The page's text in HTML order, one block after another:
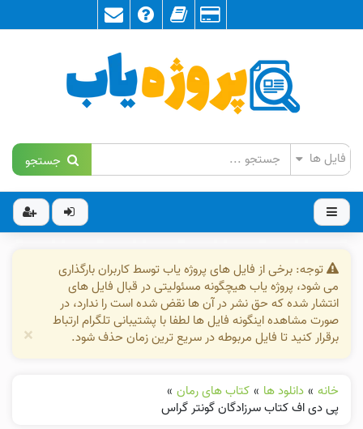
جستجو
توجه: برخی از فایل های پروژه یاب توسط کاربران بارگذاری
می شود، پروژه یاب هیچگونه مسئولیتی در قبال فایل های
انتشار شده که حق نشر در آن ها نقض شده است را ندارد، در
صورت مشاهده اینگونه فایل ها لطفا با پشتیبانی تلگرام ارتباط
برقرار کنید تا فایل مربوطه در سریع ترین زمان حذف شود.
×
خانه » دانلود ها » کتاب های رمان »
پی دی اف کتاب سرزادگان گونتر گراس